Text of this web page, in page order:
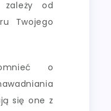
zależy od
Twojego
o
się one z